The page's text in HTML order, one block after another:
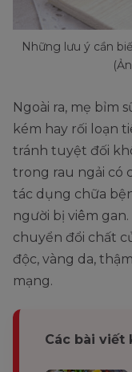
Những lưu ý cần
Ngoài ra, mẹ bỉm
kém hay rối loạn
tránh tuyệt đối
trong rau ngải có
tác dụng chữa
người bị viêm
chuyển đổi chất
độc, vàng da,
mạng.
Các bài viết